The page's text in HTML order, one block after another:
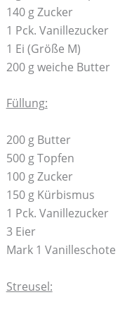
140 g Zucker
1 Pck. Vanillezucker
1 Ei (Größe M)
200 g weiche Butter
Füllung:
200 g Butter
500 g Topfen
100 g Zucker
150 g Kürbismus
1 Pck. Vanillezucker
3 Eier
Mark 1 Vanilleschote
Streusel: